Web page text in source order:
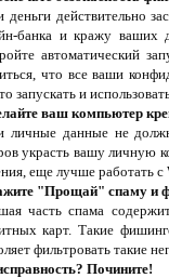
деньги действительно
банка и кражу ваших
автоматический
что все ваши
запускать и
ваш компьютер
личные данные не
украсть вашу личную
еще лучше работать с
"Прощай" спаму и
часть спама
карт. Такие
фильтровать такие
Почините!